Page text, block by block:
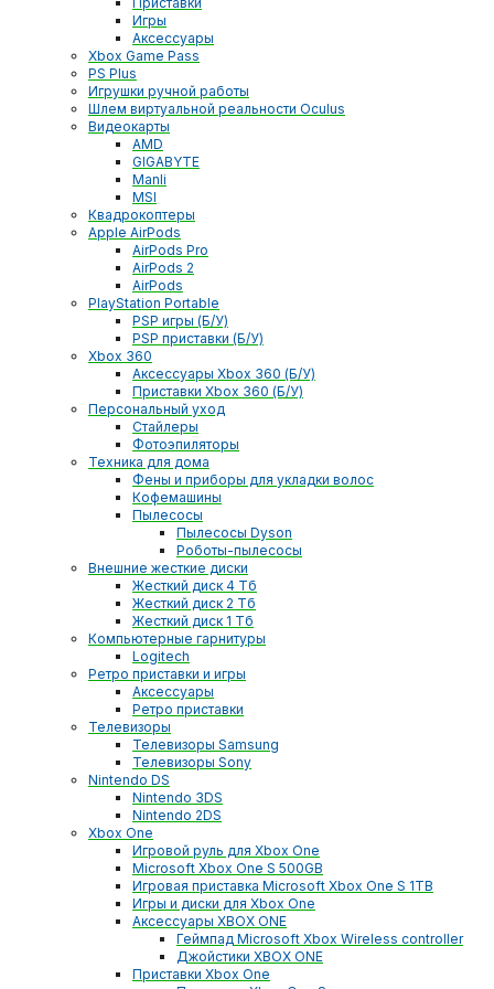
Игры
Аксессуары
Xbox Game Pass
PS Plus
Игрушки ручной работы
Шлем виртуальной реальности Oculus
Видеокарты
AMD
GIGABYTE
Manli
MSI
Квадрокоптеры
Apple AirPods
AirPods Pro
AirPods 2
AirPods
PlayStation Portable
PSP игры (Б/У)
PSP приставки (Б/У)
Xbox 360
Аксессуары Xbox 360 (Б/У)
Приставки Xbox 360 (Б/У)
Персональный уход
Стайлеры
Фотоэпиляторы
Техника для дома
Фены и приборы для укладки волос
Кофемашины
Пылесосы
Пылесосы Dyson
Роботы-пылесосы
Внешние жесткие диски
Жесткий диск 4 Тб
Жесткий диск 2 Тб
Жесткий диск 1 Тб
Компьютерные гарнитуры
Logitech
Ретро приставки и игры
Аксессуары
Ретро приставки
Телевизоры
Телевизоры Samsung
Телевизоры Sony
Nintendo DS
Nintendo 3DS
Nintendo 2DS
Xbox One
Игровой руль для Xbox One
Microsoft Xbox One S 500GB
Игровая приставка Microsoft Xbox One S 1TB
Игры и диски для Xbox One
Аксессуары XBOX ONE
Геймпад Microsoft Xbox Wireless controller
Джойстики XBOX ONE
Приставки Xbox One